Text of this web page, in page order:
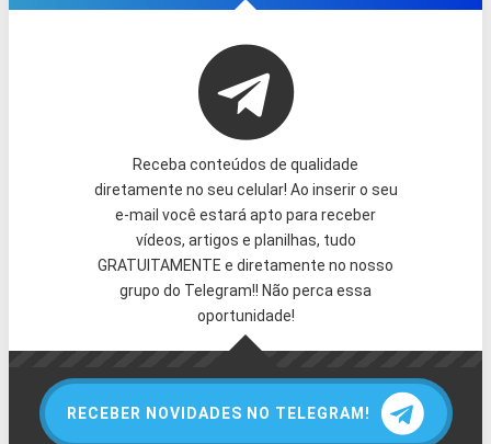
Receba conteúdos de qualidade
diretamente no seu celular! Ao inserir o seu
e-mail você estará apto para receber
vídeos, artigos e planilhas, tudo
GRATUITAMENTE e diretamente no nosso
grupo do Telegram!! Não perca essa
oportunidade!
RECEBER NOVIDADES NO TELEGRAM!